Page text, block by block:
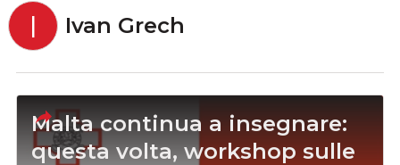
I Ivan Grech
Malta continua a insegnare:
questa volta, workshop sulle